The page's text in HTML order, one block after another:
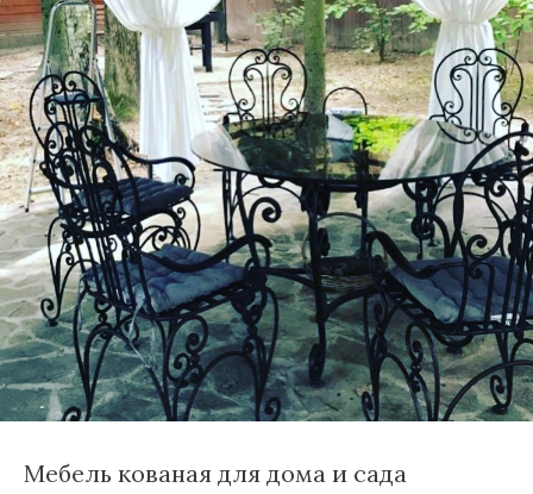
Мебель кованая для дома и сада